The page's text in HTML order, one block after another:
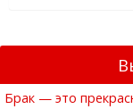
Брак — это